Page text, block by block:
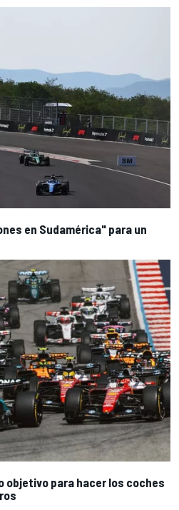
en Sudamérica" para un
objetivo para hacer los coches